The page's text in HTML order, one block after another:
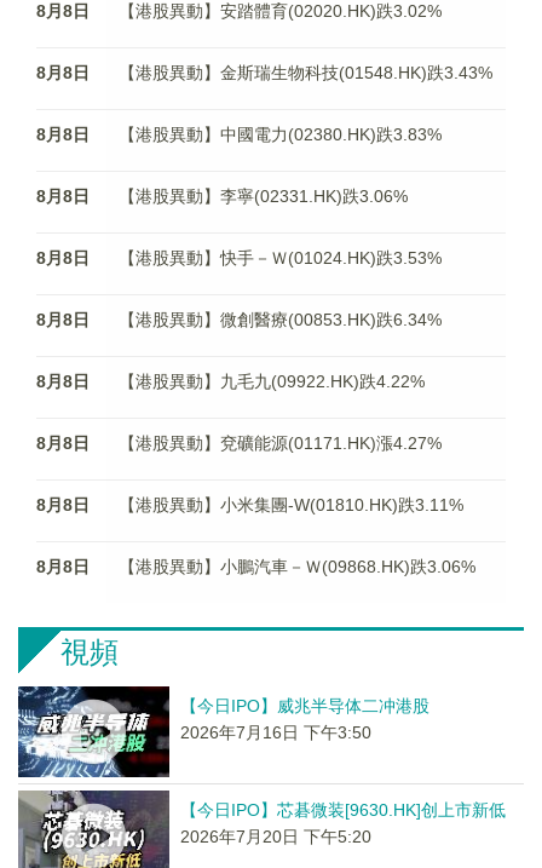
8月8日 【港股異動】安踏體育(02020.HK)跌3.02%
8月8日 【港股異動】金斯瑞生物科技(01548.HK)跌3.43%
8月8日 【港股異動】中國電力(02380.HK)跌3.83%
8月8日 【港股異動】李寧(02331.HK)跌3.06%
8月8日 【港股異動】快手－Ｗ(01024.HK)跌3.53%
8月8日 【港股異動】微創醫療(00853.HK)跌6.34%
8月8日 【港股異動】九毛九(09922.HK)跌4.22%
8月8日 【港股異動】兗礦能源(01171.HK)漲4.27%
8月8日 【港股異動】小米集團-W(01810.HK)跌3.11%
8月8日 【港股異動】小鵬汽車－Ｗ(09868.HK)跌3.06%
視頻
【今日IPO】威兆半导体二冲港股
2026年7月16日 下午3:50
【今日IPO】芯碁微装[9630.HK]创上市新低
2026年7月20日 下午5:20